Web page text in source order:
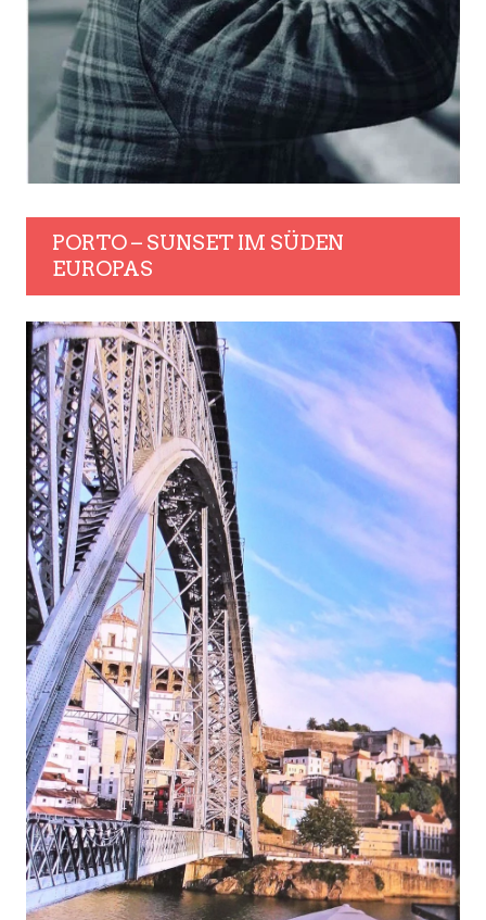
PORTO – SUNSET IM SÜDEN
EUROPAS